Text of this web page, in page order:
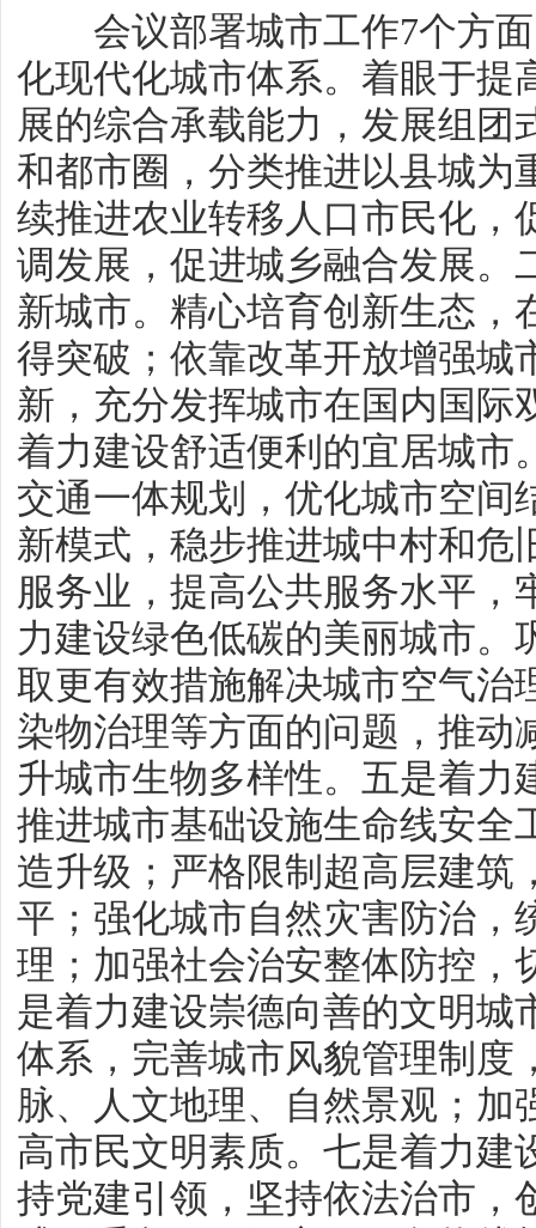
会议部署城市工作7个方面
化现代化城市体系。着眼于提
展的综合承载能力，发展组团
和都市圈，分类推进以县城为
续推进农业转移人口市民化，
调发展，促进城乡融合发展。
新城市。精心培育创新生态，
得突破；依靠改革开放增强城
新，充分发挥城市在国内国际
着力建设舒适便利的宜居城市
交通一体规划，优化城市空间
新模式，稳步推进城中村和危
服务业，提高公共服务水平，
力建设绿色低碳的美丽城市。
取更有效措施解决城市空气治
染物治理等方面的问题，推动
升城市生物多样性。五是着力
推进城市基础设施生命线安全
造升级；严格限制超高层建筑
平；强化城市自然灾害防治，
理；加强社会治安整体防控，
是着力建设崇德向善的文明城
体系，完善城市风貌管理制度
脉、人文地理、自然景观；加
高市民文明素质。七是着力建
持党建引领，坚持依法治市，